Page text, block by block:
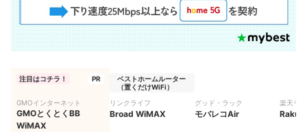
注目はコチラ！ PR
GMOインターネット
GMOとくとくBB
WiMAX
ベストホームルーター
（置くだけWiFi）
リンクライフ
Broad WiMAX
グッド・ラック
モバレコAir
楽天モ